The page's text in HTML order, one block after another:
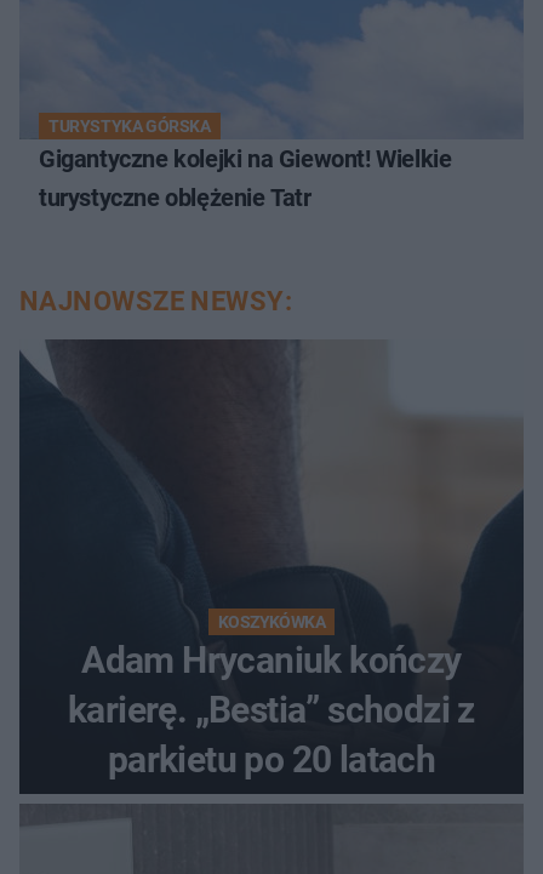
TURYSTYKA GÓRSKA
Gigantyczne kolejki na Giewont! Wielkie
turystyczne oblężenie Tatr
NAJNOWSZE NEWSY:
KOSZYKÓWKA
Adam Hrycaniuk kończy
karierę. „Bestia” schodzi z
parkietu po 20 latach